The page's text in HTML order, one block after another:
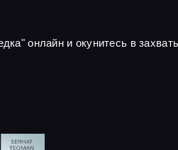
онлайн и окунитесь в